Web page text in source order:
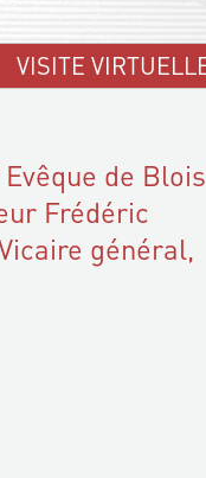
VISITE
de
Frédéric
général,